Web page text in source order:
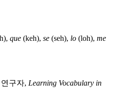
que (keh), se (seh), lo (loh), me
구자, Learning Vocabulary in